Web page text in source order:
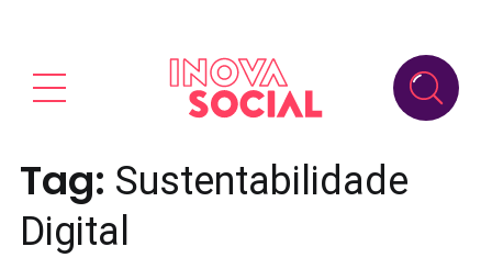
Tag: Sustentabilidade
Digital